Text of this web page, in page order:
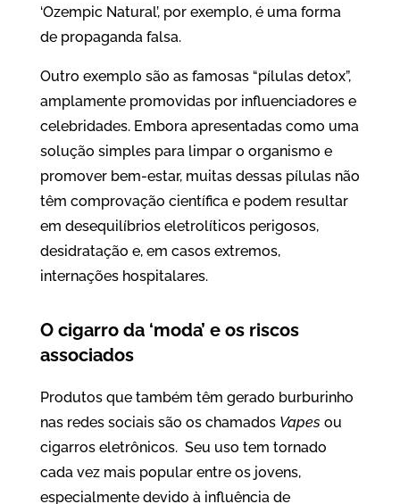
‘Ozempic Natural’, por exemplo, é uma forma
de propaganda falsa.
Outro exemplo são as famosas “pílulas detox”,
amplamente promovidas por influenciadores e
celebridades. Embora apresentadas como uma
solução simples para limpar o organismo e
promover bem-estar, muitas dessas pílulas não
têm comprovação científica e podem resultar
em desequilíbrios eletrolíticos perigosos,
desidratação e, em casos extremos,
internações hospitalares.
O cigarro da ‘moda’ e os riscos
associados
Produtos que também têm gerado burburinho
nas redes sociais são os chamados Vapes ou
cigarros eletrônicos. Seu uso tem tornado
cada vez mais popular entre os jovens,
especialmente devido à influência de